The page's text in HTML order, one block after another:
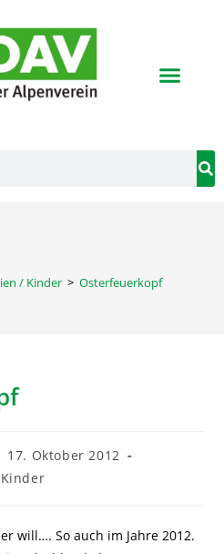
/ Kinder > Osterfeuerkopf
17. Oktober 2012
will…. So auch im Jahre 2012.